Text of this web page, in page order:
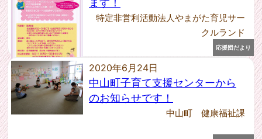
2023年12月 [1]
2023年11月 [1]
2023年10月 [1]
2023年9月 [1]
2023年7月 [1]
2023年6月 [1]
2023年3月 [1]
2023年1月 [2]
応援団だより
ます！
特定非営利活動法人やまがた育児サー
クルランド
2020年6月24日
中山町子育て支援センターから
のお知らせです！
中山町 健康福祉課